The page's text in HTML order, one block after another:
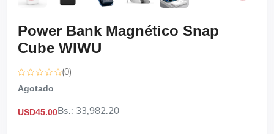
Power Bank Magnético Snap
Cube WIWU
(0)
Agotado
USD45.00Bs.: 33,982.20